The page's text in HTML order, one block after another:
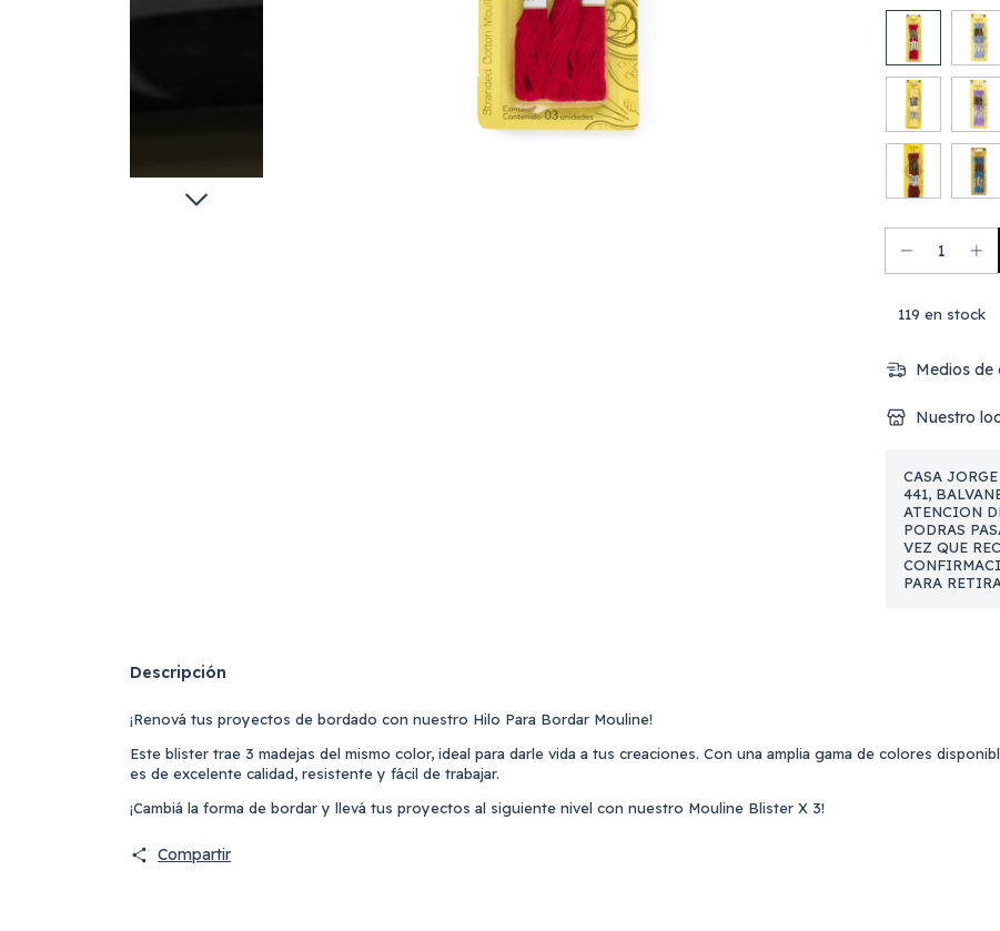
119 en stock
Medios de
Nuestro
CASA
441,
ATENCION
PODRAS
VEZ QUE
PARA
Descripción
¡Renová tus proyectos de bordado con nuestro Hilo Para Bordar Mouline!
Este blister trae 3 madejas del mismo color, ideal para darle vida a tus creaciones. Con una amplia gama de colores
es de excelente calidad, resistente y fácil de trabajar.
¡Cambiá la forma de bordar y llevá tus proyectos al siguiente nivel con nuestro Mouline Blister X 3!
Compartir